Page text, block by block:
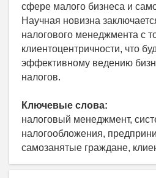
сфере малого бизнеса и
Научная новизна
налогового менеджмента с
клиентоцентричности, что
эффективному ведению
налогов.
Ключевые слова:
налоговый менеджмент,
налогообложения,
самозанятые граждане,